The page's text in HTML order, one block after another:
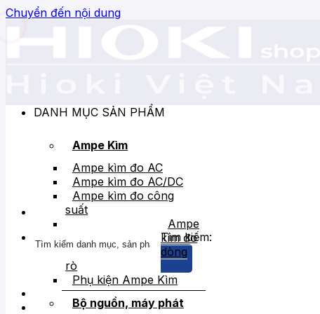
Chuyển đến nội dung
Tìm kiếm:
DANH MỤC SẢN PHẨM
Ampe Kìm
Ampe kìm đo AC
Ampe kìm đo AC/DC
Ampe kìm đo công
suất
Ampe
kìm đo
dòng
rò
Phụ kiện Ampe Kìm
Bộ nguồn, máy phát